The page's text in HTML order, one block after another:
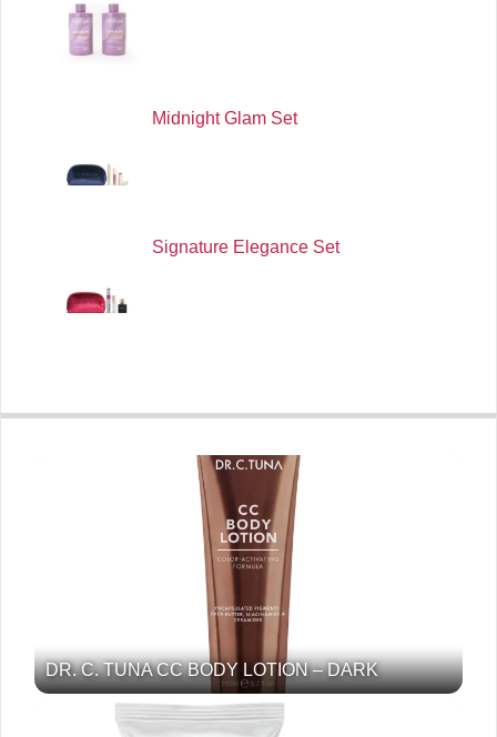
Midnight Glam Set
Signature Elegance Set
DR. C. TUNA CC BODY LOTION – DARK